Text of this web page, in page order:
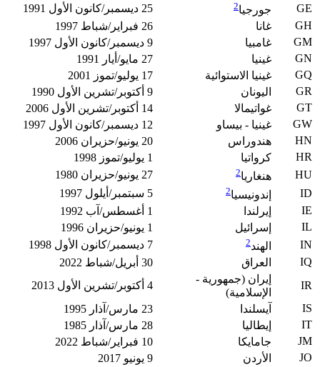
GE
جورجيا2
25 ديسمبر/كانون الأول 1991
GH
غانا
26 فبراير/شباط 1997
GM
غامبيا
9 ديسمبر/كانون الأول 1997
GN
غينيا
27 مايو/أيار 1991
GQ
غينيا الاستوائية
17 يوليو/تموز 2001
GR
اليونان
9 أكتوبر/تشرين الأول 1990
GT
غواتيمالا
14 أكتوبر/تشرين الأول 2006
GW
غينيا - بيساو
12 ديسمبر/كانون الأول 1997
HN
هندوراس
20 يونيو/حزيران 2006
HR
كرواتيا
1 يوليو/تموز 1998
HU
هنغاريا2
27 يونيو/حزيران 1980
ID
إندونيسيا2
5 سبتمبر/أيلول 1997
IE
إيرلندا
1 أغسطس/آب 1992
IL
إسرائيل
1 يونيو/حزيران 1996
IN
الهند2
7 ديسمبر/كانون الأول 1998
IQ
العراق
30 أبريل/شباط 2022
IR
إيران (جمهورية -
الإسلامية)
4 أكتوبر/تشرين الأول 2013
IS
آيسلندا
23 مارس/آذار 1995
IT
إيطاليا
28 مارس/آذار 1985
JM
جامايكا
10 فبراير/شباط 2022
JO
الأردن
9 يونيو 2017